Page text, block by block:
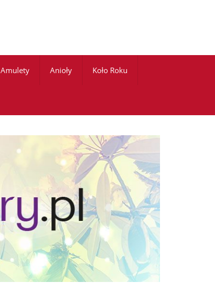
Amulety Anioły Koło Roku